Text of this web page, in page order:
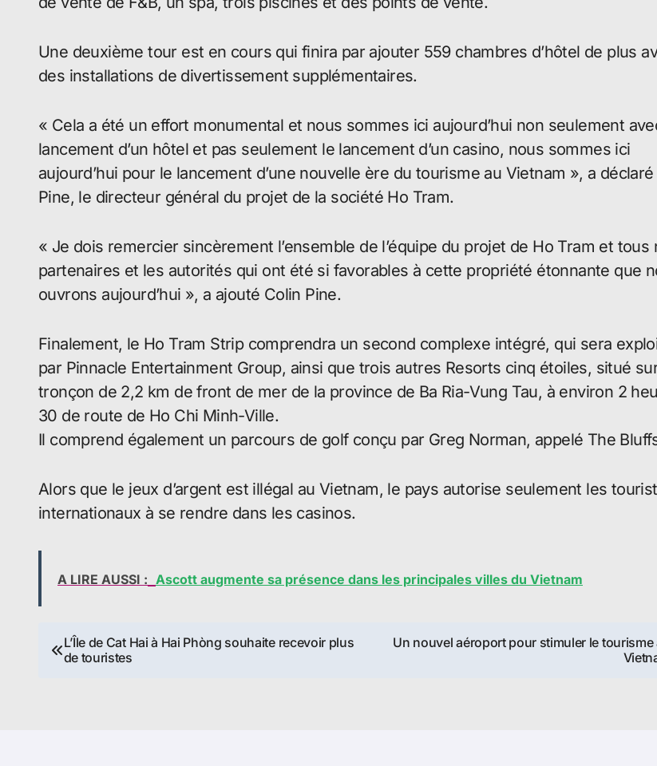
Une deuxième tour est en cours qui finira par ajouter 559 chambres d’hôtel de plus
des installations de divertissement supplémentaires.
« Cela a été un effort monumental et nous sommes ici aujourd’hui non seulement
lancement d’un hôtel et pas seulement le lancement d’un casino, nous sommes ici
aujourd’hui pour le lancement d’une nouvelle ère du tourisme au Vietnam », a
Pine, le directeur général du projet de la société Ho Tram.
« Je dois remercier sincèrement l’ensemble de l’équipe du projet de Ho Tram et tous
partenaires et les autorités qui ont été si favorables à cette propriété étonnante que
ouvrons aujourd’hui », a ajouté Colin Pine.
Finalement, le Ho Tram Strip comprendra un second complexe intégré, qui sera
par Pinnacle Entertainment Group, ainsi que trois autres Resorts cinq étoiles, situé
tronçon de 2,2 km de front de mer de la province de Ba Ria-Vung Tau, à environ 2
30 de route de Ho Chi Minh-Ville.
Il comprend également un parcours de golf conçu par Greg Norman, appelé The
Alors que le jeux d’argent est illégal au Vietnam, le pays autorise seulement les
internationaux à se rendre dans les casinos.
A LIRE AUSSI : Ascott augmente sa présence dans les principales villes du Vietnam
Navigation
L’Île de Cat Hai à Hai Phòng souhaite recevoir plus
de touristes
Un nouvel aéroport pour stimuler le tourisme